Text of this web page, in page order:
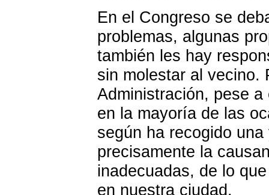
En el Congreso se
problemas, algunas
también les hay
sin molestar al vecino.
Administración, pese
en la mayoría de las
según ha recogido
precisamente la
inadecuadas, de lo
en nuestra ciudad.